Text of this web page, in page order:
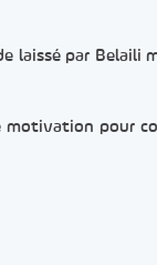
laissé par Belaili
pour